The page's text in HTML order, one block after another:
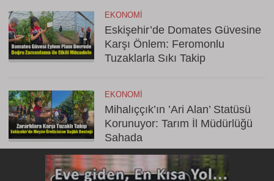
EKONOMI
Eskişehir’de Domates Güvesine
Karşı Önlem: Feromonlu
Tuzaklarla Sıkı Takip
EKONOMI
Mihalıççık’ın ’Ari Alan’ Statüsü
Korunuyor: Tarım İl Müdürlüğü
Sahada